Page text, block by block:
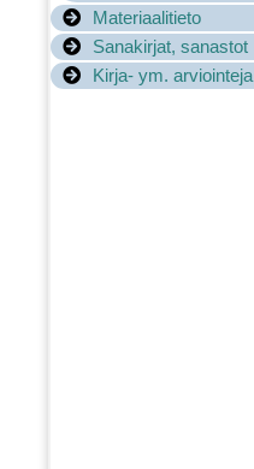
Materiaalitieto
Sanakirjat, sanastot
Kirja- ym. arviointeja